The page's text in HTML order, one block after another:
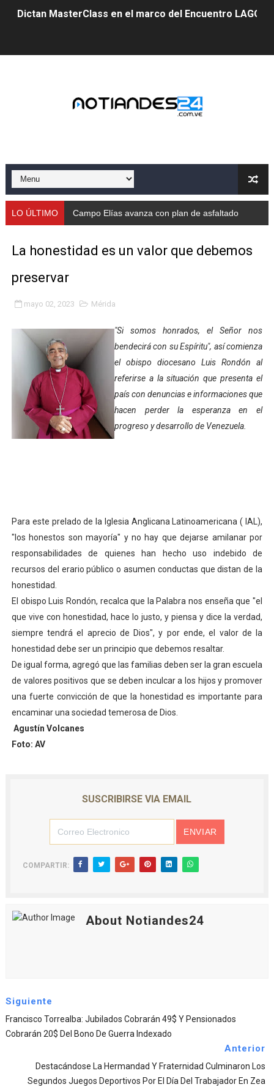
Dictan MasterClass en el marco del Encuentro LAGO
Gobernador Arnaldo Sánchez apadrina a más de 993
Mérida fortalece su reserva deportiva de cara a
Gobernación de Mérida instalará mesa de trabajo con
Fundecem ofrece taller de bordado en punto de cruz
Hospital universitario muestra sus avances en visita
Instituto Nacional de Nutrición celebra Semana
Gobernación de Mérida fortalece el desarrollo
Corposalud inició talleres para aspirantes al curso de
Fundecem inició con éxito el taller vacacional de
El Lactario del Iahula celebra la Semana Mundial de la
Plan Vacacional "Venezuela Ríe 2026" brinda
Iniciación al yoga reúne a diversos clubes deportivos
Mincomunas impulsa el autogobierno en Mérida con
Expertos inspeccionan espacios del OAN para la
LO ÚLTIMO Campo Elías avanza con plan de asfaltado
La honestidad es un valor que debemos
preservar
mayo 02, 2023 Mérida
"Si somos honrados, el Señor nos
bendecirá con su Espíritu", así comienza
el obispo diocesano Luis Rondón al
referirse a la situación que presenta el
país con denuncias e informaciones que
hacen perder la esperanza en el
progreso y desarrollo de Venezuela.
Para este prelado de la Iglesia Anglicana Latinoamericana ( IAL),
"los honestos son mayoría" y no hay que dejarse amilanar por
responsabilidades de quienes han hecho uso indebido de
recursos del erario público o asumen conductas que distan de la
honestidad.
El obispo Luis Rondón, recalca que la Palabra nos enseña que "el
que vive con honestidad, hace lo justo, y piensa y dice la verdad,
siempre tendrá el aprecio de Dios", y por ende, el valor de la
honestidad debe ser un principio que debemos resaltar.
De igual forma, agregó que las familias deben ser la gran escuela
de valores positivos que se deben inculcar a los hijos y promover
una fuerte convicción de que la honestidad es importante para
encaminar una sociedad temerosa de Dios.
Agustín Volcanes
Foto: AV
SUSCRIBIRSE VIA EMAIL
COMPARTIR:
About Notiandes24
Siguiente
Francisco Torrealba: Jubilados Cobrarán 49$ Y Pensionados
Cobrarán 20$ Del Bono De Guerra Indexado
Anterior
Destacándose La Hermandad Y Fraternidad Culminaron Los
Segundos Juegos Deportivos Por El Día Del Trabajador En Zea